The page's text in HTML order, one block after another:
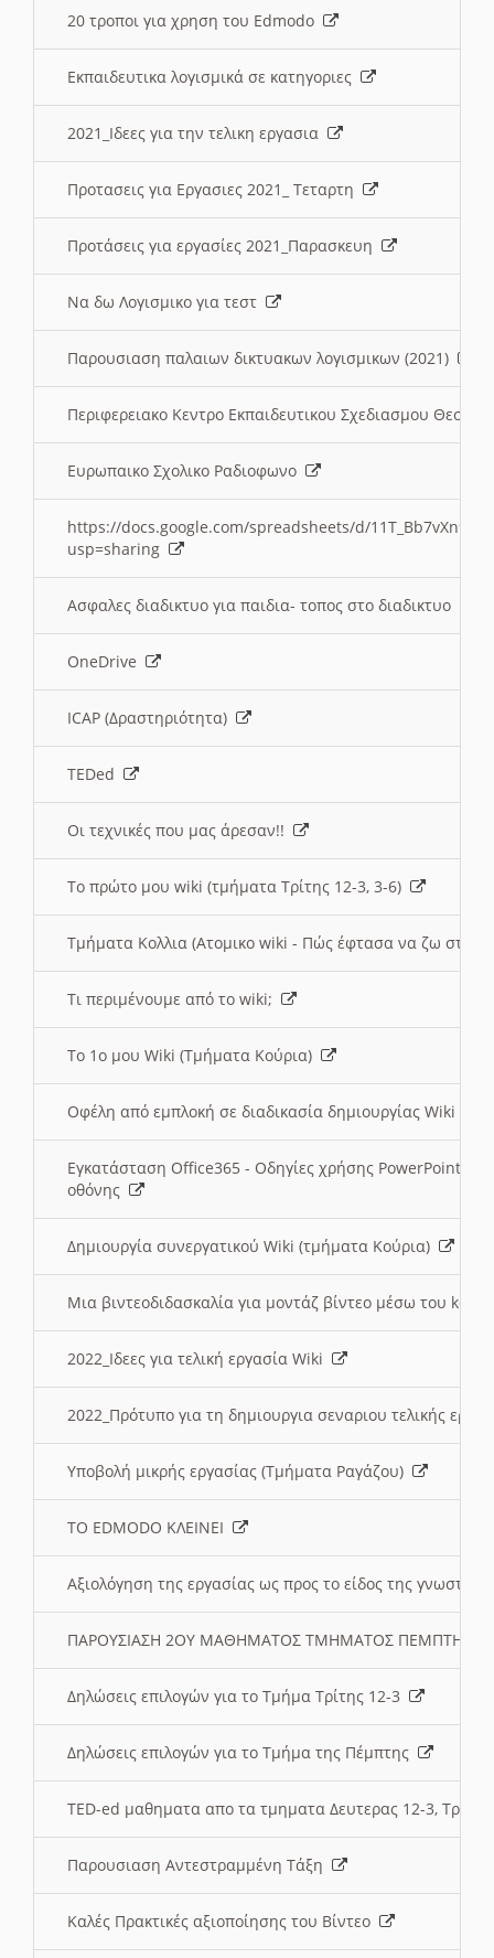
20 τροποι για χρηση του Edmodo
Εκπαιδευτικα λογισμικά σε κατηγοριες
2021_Ιδεες για την τελικη εργασια
Προτασεις για Εργασιες 2021_ Τεταρτη
Προτάσεις για εργασίες 2021_Παρασκευη
Να δω Λογισμικο για τεστ
Παρουσιαση παλαιων δικτυακων λογισμικων (2021)
Περιφερειακο Κεντρο Εκπαιδευτικου Σχεδιασμου
Ευρωπαικο Σχολικο Ραδιοφωνο
https://docs.google.com/spreadsheets/d/
usp=sharing
Ασφαλες διαδικτυο για παιδια- τοπος στο διαδικτυο
OneDrive
ICAP (Δραστηριότητα)
TEDed
Οι τεχνικές που μας άρεσαν!!
Το πρώτο μου wiki (τμήματα Τρίτης 12-3, 3-6)
Τμήματα Κολλια (Ατομικο wiki - Πώς έφτασα να ζω στην
Τι περιμένουμε από το wiki;
Το 1ο μου Wiki (Τμήματα Κούρια)
Οφέλη από εμπλοκή σε διαδικασία δημιουργίας Wiki
Εγκατάσταση Office365 - Οδηγίες χρήσης PowerPoint
οθόνης
Δημιουργία συνεργατικού Wiki (τμήματα Κούρια)
Μια βιντεοδιδασκαλία για μοντάζ βίντεο μέσω του
2022_Ιδεες για τελική εργασία Wiki
2022_Πρότυπο για τη δημιουργια σεναριου τελικής
Υποβολή μικρής εργασίας (Τμήματα Ραγάζου)
ΤΟ EDMODO ΚΛΕΙΝΕΙ
Αξιολόγηση της εργασίας ως προς το είδος της
ΠΑΡΟΥΣΙΑΣΗ 2ΟΥ ΜΑΘΗΜΑΤΟΣ ΤΜΗΜΑΤΟΣ
Δηλώσεις επιλογών για το Τμήμα Τρίτης 12-3
Δηλώσεις επιλογών για το Τμήμα της Πέμπτης
TED-ed μαθηματα απο τα τμηματα Δευτερας 12-3,
Παρουσιαση Αντεστραμμένη Τάξη
Καλές Πρακτικές αξιοποίησης του Βίντεο